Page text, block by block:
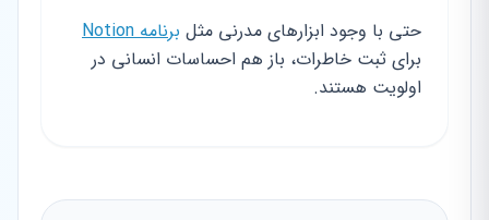
حتی با وجود ابزارهای مدرنی مثل برنامه Notion
برای ثبت خاطرات، باز هم احساسات انسانی در
اولویت هستند.